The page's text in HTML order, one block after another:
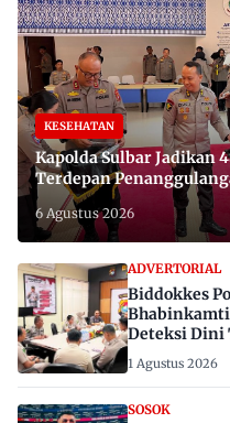
KESEHATAN
Kapolda Sulbar Jadikan
Terdepan
di 650 Desa
6 Agustus 2026
ADVERTORIAL
Biddokkes
Deteksi Dini
1 Agustus 2026
SOSOK